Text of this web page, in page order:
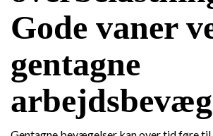
Gode vaner
gentagne